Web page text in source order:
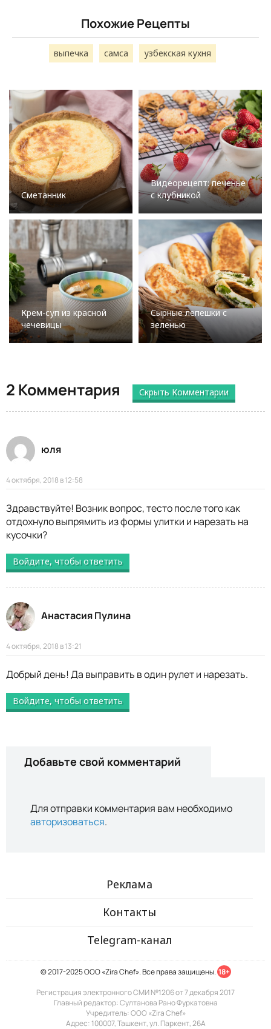
Похожие Рецепты
выпечка самса узбекская кухня
Сметанник
Видеорецепт: печенье
с клубникой
Крем-суп из красной
чечевицы
Сырные лепешки с
зеленью
2 Комментария Скрыть Комментарии
юля
4 октября, 2018 в 12:58
Здравствуйте! Возник вопрос, тесто после того как
отдохнуло выпрямить из формы улитки и нарезать на
кусочки?
Войдите, чтобы ответить
Анастасия Пулина
4 октября, 2018 в 13:21
Добрый день! Да выправить в один рулет и нарезать.
Войдите, чтобы ответить
Добавьте свой комментарий
Для отправки комментария вам необходимо
авторизоваться.
Реклама
Контакты
Telegram-канал
© 2017-2025 ООО «Zira Chef». Все права защищены. 18+
Регистрация электронного СМИ №1206 от 7 декабря 2017
Главный редактор: Султанова Рано Фуркатовна
Учредитель: ООО «Zira Chef»
Адрес: 100007, Ташкент, ул. Паркент, 26А